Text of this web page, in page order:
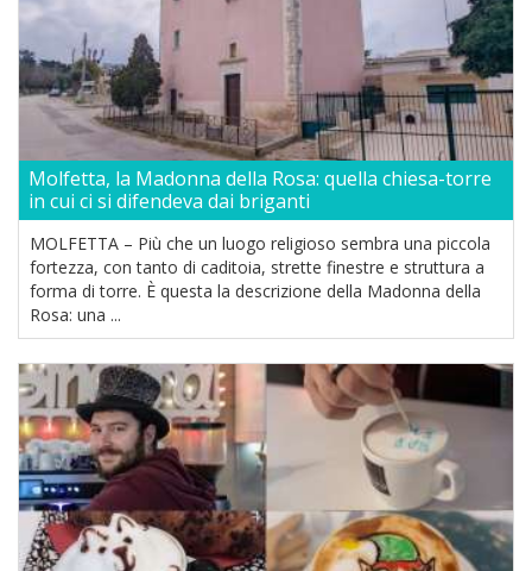
Molfetta, la Madonna della Rosa: quella chiesa-torre
in cui ci si difendeva dai briganti
MOLFETTA – Più che un luogo religioso sembra una piccola
fortezza, con tanto di caditoia, strette finestre e struttura a
forma di torre. È questa la descrizione della Madonna della
Rosa: una ...